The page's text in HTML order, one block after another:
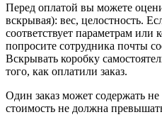
Перед оплатой вы можете
вскрывая): вес, целостность.
соответствует параметрам или
попросите сотрудника почты
Вскрывать коробку
того, как оплатили заказ.
Один заказ может содержать
стоимость не должна